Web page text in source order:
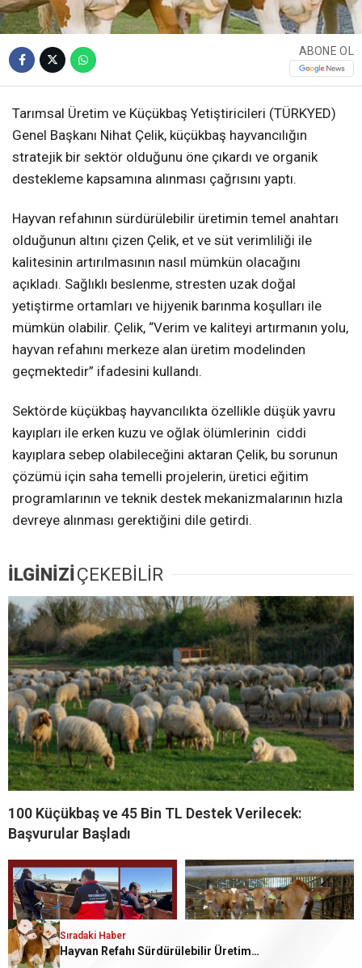
Sıradaki Haber
Hayvan Refahı Sürdürülebilir Üretimin Temel Anahtarı Sayılıyor!
ABONE OL
Tarımsal Üretim ve Küçükbaş Yetiştiricileri (TÜRKYED)
Genel Başkanı Nihat Çelik, küçükbaş hayvancılığın
stratejik bir sektör olduğunu öne çıkardı ve organik
destekleme kapsamına alınması çağrısını yaptı.
Hayvan refahının sürdürülebilir üretimin temel anahtarı
olduğunun altını çizen Çelik, et ve süt verimliliği ile
kalitesinin artırılmasının nasıl mümkün olacağını
açıkladı. Sağlıklı beslenme, stresten uzak doğal
yetiştirme ortamları ve hijyenik barınma koşulları ile
mümkün olabilir. Çelik, “Verim ve kaliteyi artırmanın yolu,
hayvan refahını merkeze alan üretim modelinden
geçmektedir” ifadesini kullandı.
Sektörde küçükbaş hayvancılıkta özellikle düşük yavru
kayıpları ile erken kuzu ve oğlak ölümlerinin ciddi
kayıplara sebep olabileceğini aktaran Çelik, bu sorunun
çözümü için saha temelli projelerin, üretici eğitim
programlarının ve teknik destek mekanizmalarının hızla
devreye alınması gerektiğini dile getirdi.
İLGİNİZİÇEKEBİLİR
100 Küçükbaş ve 45 Bin TL Destek Verilecek:
Başvurular Başladı